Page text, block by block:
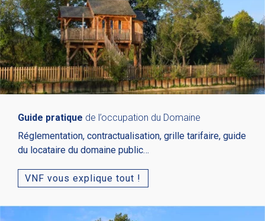
Guide pratique de l’occupation du Domaine
Réglementation, contractualisation, grille tarifaire, guide
du locataire du domaine public…
VNF vous explique tout !